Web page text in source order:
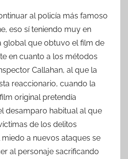
al policía más famoso
eso sí teniendo muy en
global que obtuvo el film de
en cuanto a los métodos
Callahan, al que la
reaccionario, cuando la
original pretendía
desamparo habitual al que
de los delitos
miedo a nuevos ataques se
al personaje sacrificando